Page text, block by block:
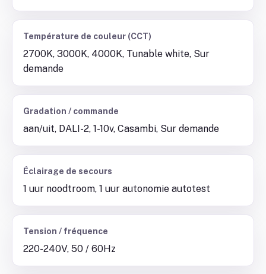
Température de couleur (CCT)
2700K, 3000K, 4000K, Tunable white, Sur
demande
Gradation / commande
aan/uit, DALI-2, 1-10v, Casambi, Sur demande
Éclairage de secours
1 uur noodtroom, 1 uur autonomie autotest
Tension / fréquence
220-240V, 50 / 60Hz